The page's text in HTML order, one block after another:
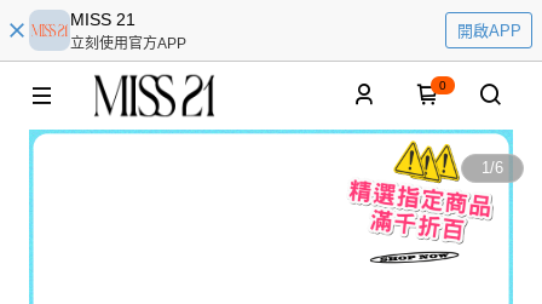
MISS 21
立刻使用官方APP
開啟APP
0
1/6